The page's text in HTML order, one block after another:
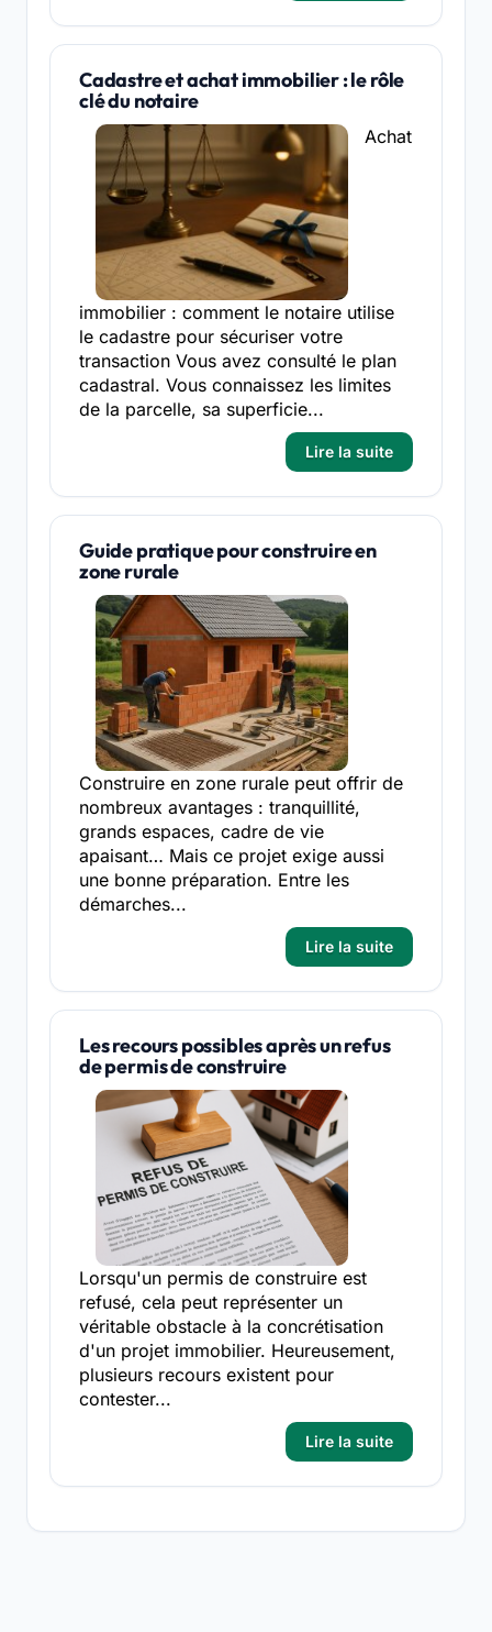
Cadastre et achat immobilier : le rôle
clé du notaire
Achat
immobilier : comment le notaire utilise
le cadastre pour sécuriser votre
transaction Vous avez consulté le plan
cadastral. Vous connaissez les limites
de la parcelle, sa superficie...
Lire la suite
Guide pratique pour construire en
zone rurale
Construire en zone rurale peut offrir de
nombreux avantages : tranquillité,
grands espaces, cadre de vie
apaisant… Mais ce projet exige aussi
une bonne préparation. Entre les
démarches...
Lire la suite
Les recours possibles après un refus
de permis de construire
Lorsqu'un permis de construire est
refusé, cela peut représenter un
véritable obstacle à la concrétisation
d'un projet immobilier. Heureusement,
plusieurs recours existent pour
contester...
Lire la suite